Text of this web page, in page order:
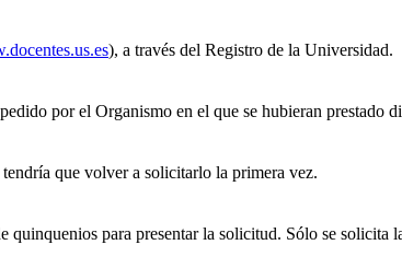
), a través del Registro de la Universidad.
por el Organismo en el que se hubieran prestado
que volver a solicitarlo la primera vez.
para presentar la solicitud. Sólo se solicita